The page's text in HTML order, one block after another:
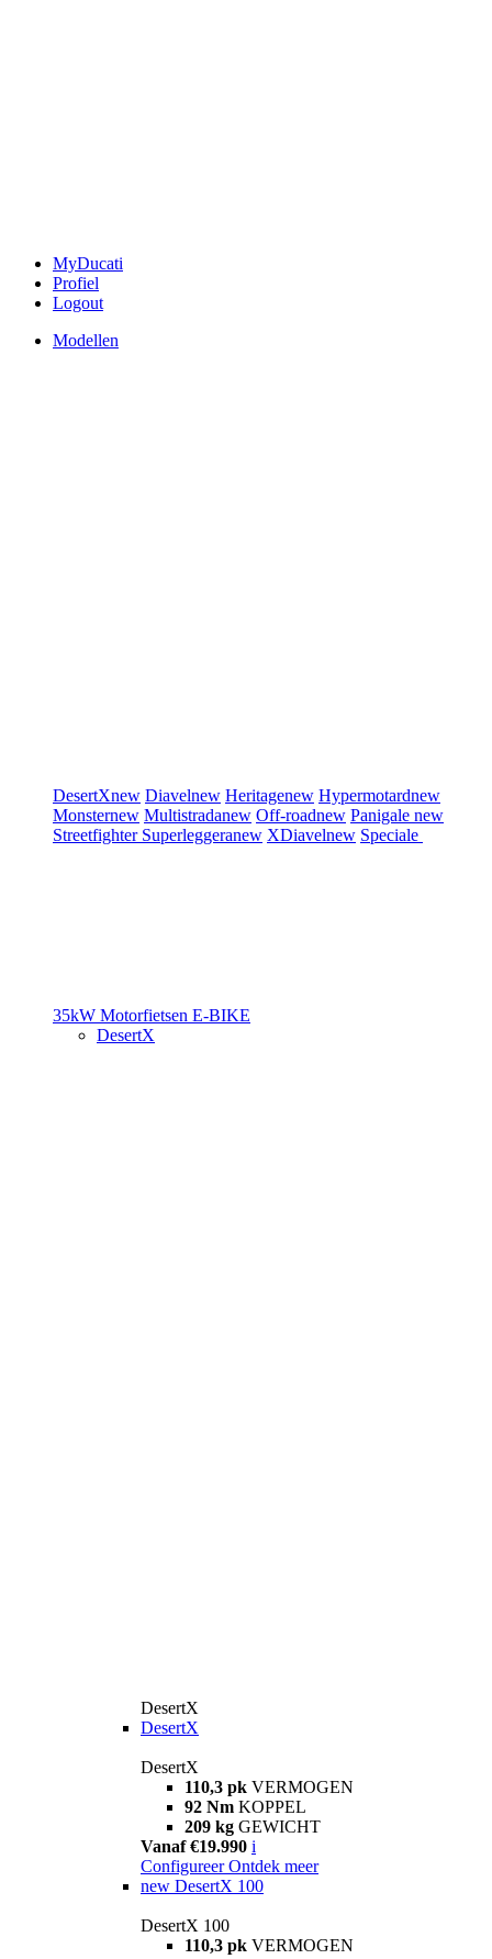
MyDucati
Profiel
Logout
Modellen
DesertXnew Diavelnew Heritagenew Hypermotardnew
Monsternew Multistradanew Off-roadnew Panigale new
Streetfighter Superleggeranew XDiavelnew Speciale
35kW Motorfietsen E-BIKE
DesertX
DesertX
DesertX
DesertX
110,3 pk VERMOGEN
92 Nm KOPPEL
209 kg GEWICHT
Vanaf €19.990 i
Configureer Ontdek meer
new DesertX 100
DesertX 100
110,3 pk VERMOGEN